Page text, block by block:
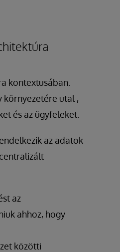
kontextusában.
környezetére utal ,
és az ügyfeleket.
az adatok
az
ahhoz, hogy
közötti